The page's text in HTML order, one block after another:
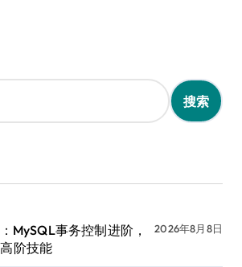
MySQL事务控制进阶，
阶技能
2026年8月8日